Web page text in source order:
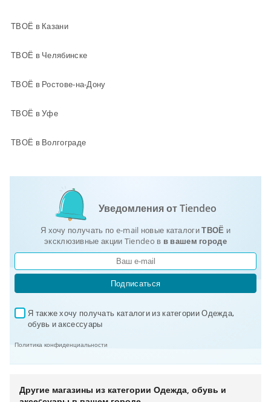
ТВОЁ в Казани
ТВОЁ в Челябинске
ТВОЁ в Ростове-на-Дону
ТВОЁ в Уфе
ТВОЁ в Волгограде
Уведомления от Tiendeo
Я хочу получать по e-mail новые каталогиТВОЁ и
эксклюзивные акции Tiendeo в в вашем городе
Подписаться
Я также хочу получать каталоги из категории Одежда,
обувь и аксеcсуары
Политика конфиденциальности
Другие магазины из категории Одежда, обувь и